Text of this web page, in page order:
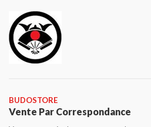
BUDOSTORE
Vente Par Correspondance